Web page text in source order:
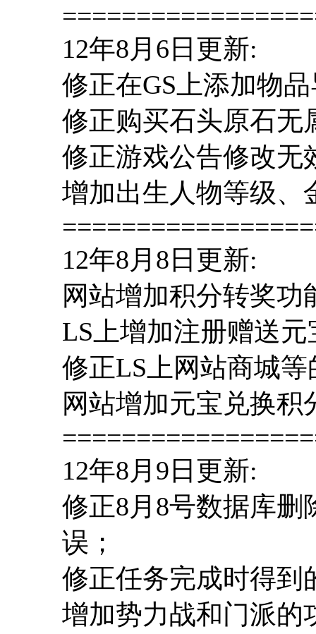
12年8月6日更新:
修正在GS上添加物
修正购买石头原石无
修正游戏公告修改无
增加出生人物等级、
12年8月8日更新:
网站增加积分转奖功
LS上增加注册赠送
修正LS上网站商城
网站增加元宝兑换积
12年8月9日更新:
修正8月8号数据库
误；
修正任务完成时得到
增加势力战和门派的